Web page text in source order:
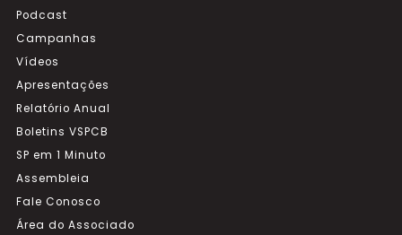
Podcast
Campanhas
Vídeos
Apresentações
Relatório Anual
Boletins VSPCB
SP em 1 Minuto
Assembleia
Fale Conosco
Área do Associado